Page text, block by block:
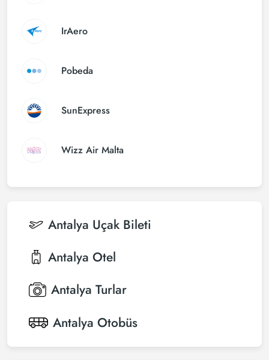
IrAero
Pobeda
SunExpress
Wizz Air Malta
Antalya Uçak Bileti
Antalya Otel
Antalya Turlar
Antalya Otobüs